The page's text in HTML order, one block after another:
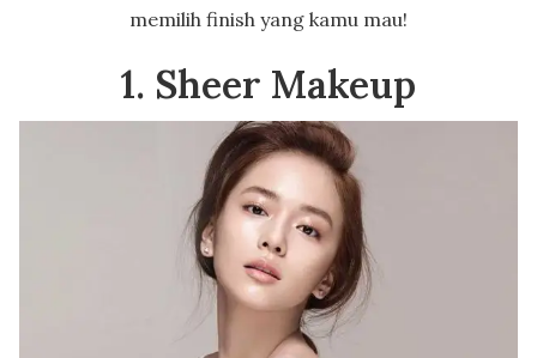
memilih finish yang kamu mau!
1. Sheer Makeup